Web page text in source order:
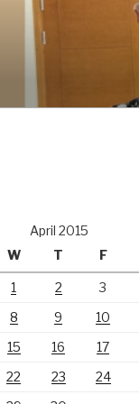
April 2015
W T F
1 2 3
8 9 10
15 16 17
22 23 24